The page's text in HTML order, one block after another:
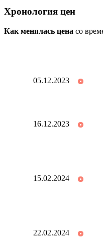
Хронология цен
Как менялась цена со
05.12.2023
16.12.2023
15.02.2024
22.02.2024